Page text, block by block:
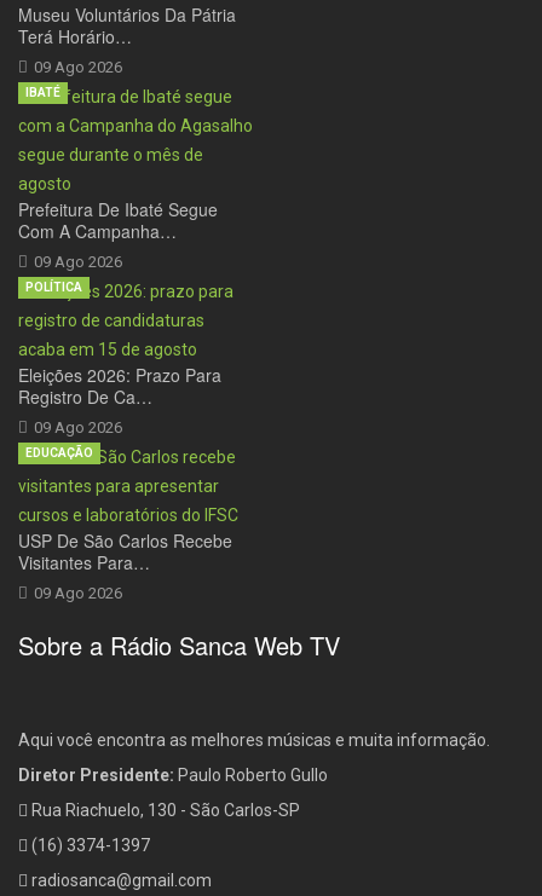
Museu Voluntários Da Pátria
Terá Horário…
09 Ago 2026
Prefeitura De Ibaté Segue
Com A Campanha…
09 Ago 2026
IBATÉ
Eleições 2026: Prazo Para
Registro De Ca…
09 Ago 2026
POLÍTICA
USP De São Carlos Recebe
Visitantes Para…
09 Ago 2026
EDUCAÇÃO
Sobre a Rádio Sanca Web TV
Aqui você encontra as melhores músicas e muita informação.
Diretor Presidente: Paulo Roberto Gullo
Rua Riachuelo, 130 - São Carlos-SP
(16) 3374-1397
radiosanca@gmail.com